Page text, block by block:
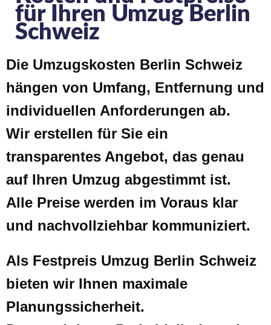
für Ihren Umzug Berlin
Schweiz
Die Umzugskosten Berlin Schweiz
hängen von Umfang, Entfernung und
individuellen Anforderungen ab.
Wir erstellen für Sie ein
transparentes Angebot, das genau
auf Ihren Umzug abgestimmt ist.
Alle Preise werden im Voraus klar
und nachvollziehbar kommuniziert.
Als Festpreis Umzug Berlin Schweiz
bieten wir Ihnen maximale
Planungssicherheit.